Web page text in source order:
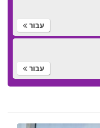
עבור
עבור